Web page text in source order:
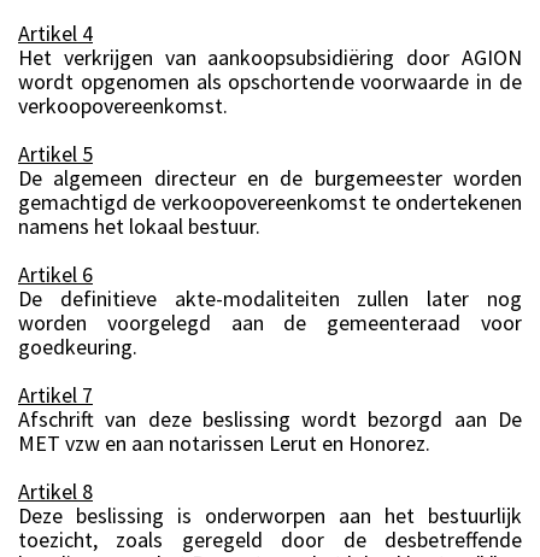
Artikel 4
Het verkrijgen van aankoopsubsidiëring door AGION
wordt opgenomen als opschortende voorwaarde in de
verkoopovereenkomst.
Artikel 5
De algemeen directeur en de burgemeester worden
gemachtigd de verkoopovereenkomst te ondertekenen
namens het lokaal bestuur.
Artikel 6
De definitieve akte-modaliteiten zullen later nog
worden voorgelegd aan de gemeenteraad voor
goedkeuring.
Artikel 7
Afschrift van deze beslissing wordt bezorgd aan De
MET vzw en aan notarissen Lerut en Honorez.
Artikel 8
Deze beslissing is onderworpen aan het bestuurlijk
toezicht, zoals geregeld door de desbetreffende